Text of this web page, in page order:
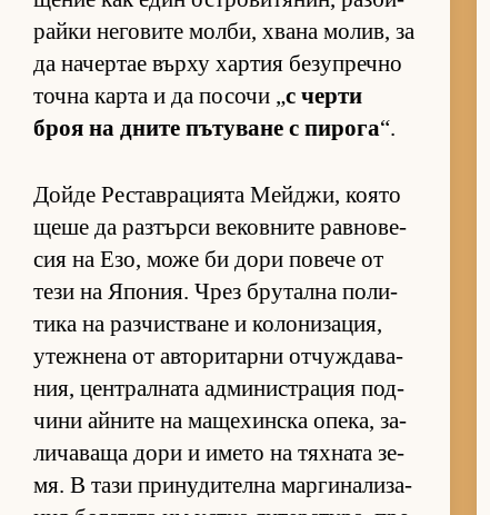
райки не­го­вите мол­би, хвана мо­лив, за
да на­чер­тае върху хар­тия бе­зуп­речно
точна карта и да по­сочи „с черти
броя на дните пъ­ту­ване с пи­рога“.
Дойде Рес­тав­ра­ци­ята Мей­джи, ко­ято
щеше да раз­търси ве­ков­ните рав­но­ве­
сия на Езо, може би дори по­вече от
тези на Япо­ния. Чрез бру­тална по­ли­
тика на раз­чис­т­ване и ко­ло­ни­за­ция,
утеж­нена от ав­то­ри­тарни от­чуж­да­ва­
ния, цен­т­рал­ната ад­ми­нис­т­ра­ция под­
чини ай­ните на ма­ще­хин­ска опе­ка, за­
ли­ча­ваща дори и името на тях­ната зе­
мя. В тази при­ну­ди­телна мар­ги­на­ли­за­